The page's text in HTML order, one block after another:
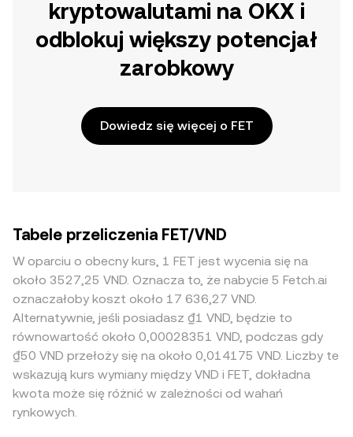
kryptowalutami na OKX i
odblokuj większy potencjał
zarobkowy
Dowiedz się więcej o FET
Tabele przeliczenia FET/VND
W oparciu o obecny kurs, 1 FET jest wycenia się na
około 3527,25 VND. Oznacza to, że nabycie 5 Fetch.ai
oznaczałoby koszt około 17 636,27 VND.
Alternatywnie, jeśli posiadasz ₫1 VND, będzie to
równowartość około 0,00028351 VND, podczas gdy
₫50 VND przełoży się na około 0,014175 VND. Liczby te
wskazują kurs wymiany między VND i FET, dokładna
kwota może się różnić w zależności od wahań
rynkowych.